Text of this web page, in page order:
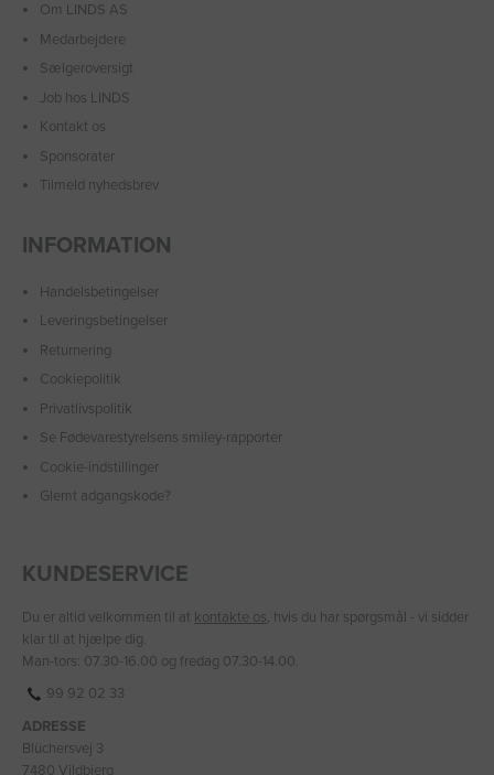
Om LINDS AS
Medarbejdere
Sælgeroversigt
Job hos LINDS
Kontakt os
Sponsorater
Tilmeld nyhedsbrev
INFORMATION
Handelsbetingelser
Leveringsbetingelser
Returnering
Cookiepolitik
Privatlivspolitik
Se Fødevarestyrelsens smiley-rapporter
Cookie-indstillinger
Glemt adgangskode?
KUNDESERVICE
Du er altid velkommen til at kontakte os, hvis du har spørgsmål - vi sidder
klar til at hjælpe dig.
Man-tors: 07.30-16.00 og fredag 07.30-14.00.
99 92 02 33
ADRESSE
Blüchersvej 3
7480 Vildbjerg